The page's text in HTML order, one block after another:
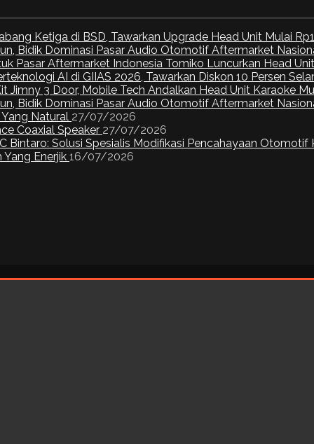
Ketiga di BSD, Tawarkan Upgrade Head Unit Mulai
Bidik Dominasi Pasar Audio Otomotif Aftermarket
Pasar Aftermarket Indonesia Tomiko Luncurkan Head
AI di GIIAS 2026, Tawarkan Diskon 10 Persen
Jimny 3 Door, Mobile Tech Andalkan Head Unit Karaoke
Bidik Dominasi Pasar Audio Otomotif Aftermarket
Natural 27/07/2026
Coaxial Speaker 27/07/2026
Bintaro: Solusi Spesialis Modifikasi Pencahayaan Otomotif
Enerjik 16/07/2026